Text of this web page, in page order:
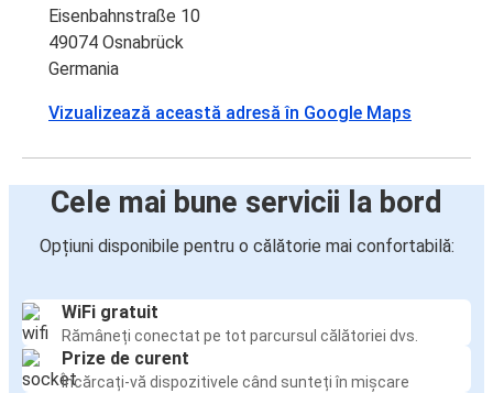
Eisenbahnstraße 10
49074 Osnabrück
Germania
Vizualizează această adresă în Google Maps
Cele mai bune servicii la bord
Opțiuni disponibile pentru o călătorie mai confortabilă:
WiFi gratuit
Rămâneți conectat pe tot parcursul călătoriei dvs.
Prize de curent
Încărcați-vă dispozitivele când sunteți în mișcare